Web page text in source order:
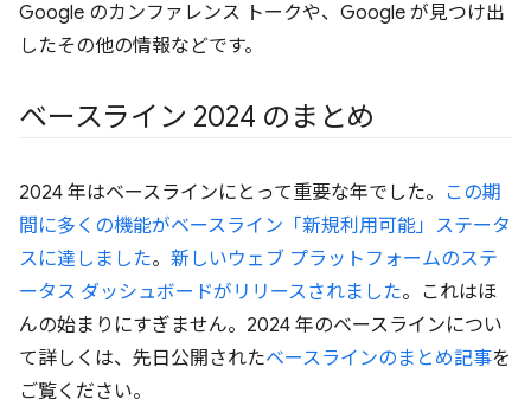
Google のカンファレンス トークや、Google が見つけ出
したその他の情報などです。
ベースライン 2024 のまとめ
2024 年はベースラインにとって重要な年でした。 この期
間に多くの機能がベースライン「新規利用可能」ステータ
スに達しました。 新しいウェブ プラットフォームのステ
ータス ダッシュボードがリリースされました。これはほ
んの始まりにすぎません。2024 年のベースラインについ
て詳しくは、先日公開されたベースラインのまとめ記事を
ご覧ください。